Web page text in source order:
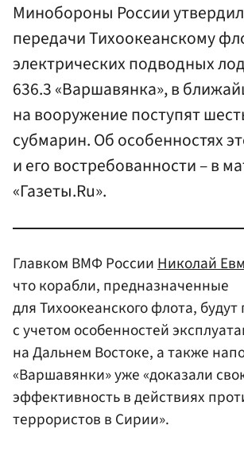
Минобороны России
передачи Тихоокеанскому
электрических подводных
636.3 «Варшавянка», в
на вооружение поступят
субмарин. Об особенностях
и его востребованности – в
«Газеты.Ru».
Главком ВМФ РоссииНиколай
что корабли, предназначенные
для Тихоокеанского флота,
с учетом особенностей
на Дальнем Востоке, а также
«Варшавянки» уже «доказали
эффективность в действиях
террористов в Сирии».